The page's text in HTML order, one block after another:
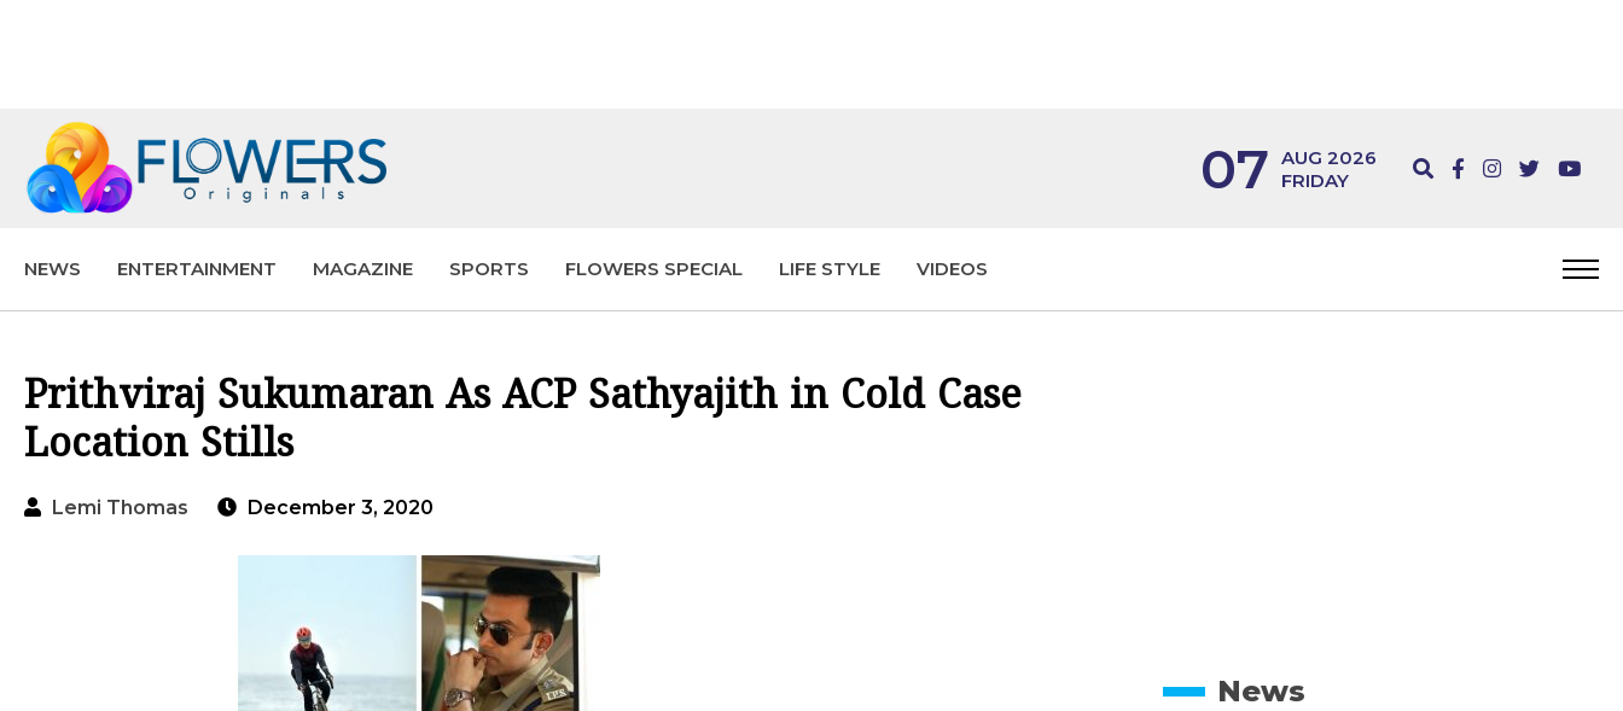
07 AUG 2026
FRIDAY
NEWS ENTERTAINMENT MAGAZINE SPORTS FLOWERS SPECIAL LIFE STYLE VIDEOS
Prithviraj Sukumaran As ACP Sathyajith in Cold Case
Location Stills
Lemi Thomas December 3, 2020
News